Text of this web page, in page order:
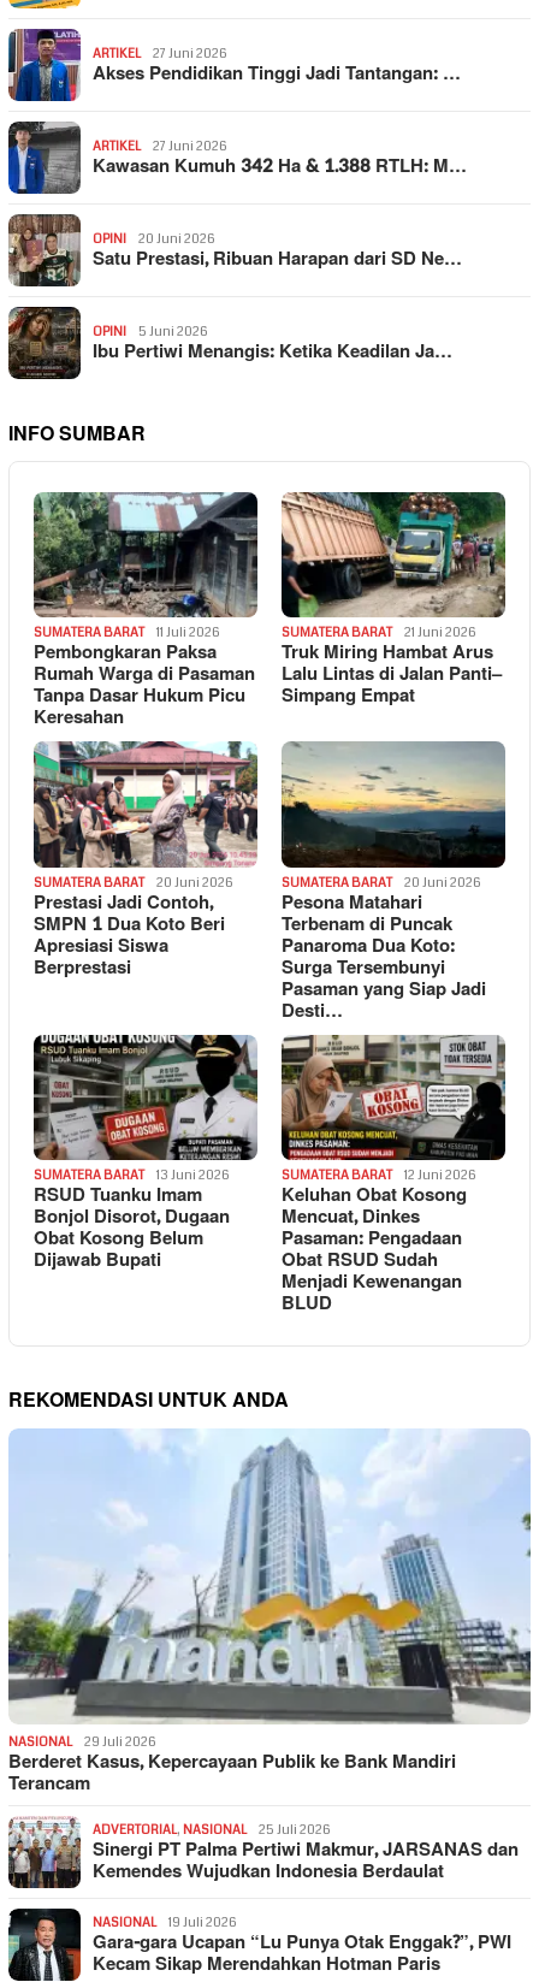
ARTIKEL 27 Juni 2026
Akses Pendidikan Tinggi Jadi Tantangan: …
ARTIKEL 27 Juni 2026
Kawasan Kumuh 342 Ha & 1.388 RTLH: M…
OPINI 20 Juni 2026
Satu Prestasi, Ribuan Harapan dari SD Ne…
OPINI 5 Juni 2026
Ibu Pertiwi Menangis: Ketika Keadilan Ja…
INFO SUMBAR
SUMATERA BARAT 11 Juli 2026
Pembongkaran Paksa
Rumah Warga di Pasaman
Tanpa Dasar Hukum Picu
Keresahan
SUMATERA BARAT 21 Juni 2026
Truk Miring Hambat Arus
Lalu Lintas di Jalan Panti–
Simpang Empat
SUMATERA BARAT 20 Juni 2026
Prestasi Jadi Contoh,
SMPN 1 Dua Koto Beri
Apresiasi Siswa
Berprestasi
SUMATERA BARAT 20 Juni 2026
Pesona Matahari
Terbenam di Puncak
Panaroma Dua Koto:
Surga Tersembunyi
Pasaman yang Siap Jadi
Desti…
SUMATERA BARAT 13 Juni 2026
RSUD Tuanku Imam
Bonjol Disorot, Dugaan
Obat Kosong Belum
Dijawab Bupati
SUMATERA BARAT 12 Juni 2026
Keluhan Obat Kosong
Mencuat, Dinkes
Pasaman: Pengadaan
Obat RSUD Sudah
Menjadi Kewenangan
BLUD
REKOMENDASI UNTUK ANDA
NASIONAL 29 Juli 2026
Berderet Kasus, Kepercayaan Publik ke Bank Mandiri
Terancam
ADVERTORIAL, NASIONAL 25 Juli 2026
Sinergi PT Palma Pertiwi Makmur, JARSANAS dan
Kemendes Wujudkan Indonesia Berdaulat
NASIONAL 19 Juli 2026
Gara-gara Ucapan “Lu Punya Otak Enggak?”, PWI
Kecam Sikap Merendahkan Hotman Paris